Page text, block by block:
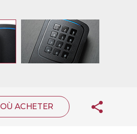
OÙ ACHETER